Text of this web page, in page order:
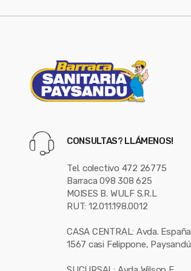
s
CONSULTAS? LLÁMENOS!
Tel. colectivo 472 26775
Barraca 098 308 625
MOISES B. WULF S.R.L
RUT: 12.011.198.0012
CASA CENTRAL: Avda. España
1567 casi Felippone, Paysandú